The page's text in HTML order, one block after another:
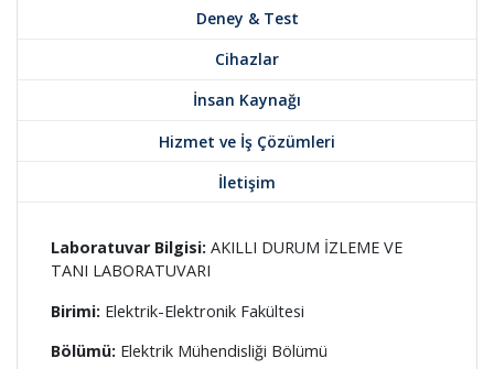
Deney & Test
Cihazlar
İnsan Kaynağı
Hizmet ve İş Çözümleri
İletişim
Laboratuvar Bilgisi: AKILLI DURUM İZLEME VE
TANI LABORATUVARI
Birimi: Elektrik-Elektronik Fakültesi
Bölümü: Elektrik Mühendisliği Bölümü